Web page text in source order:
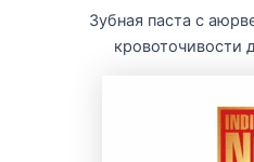
Зубная паста с
кровоточивости